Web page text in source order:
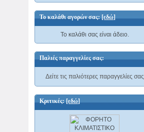
Το καλάθι αγορών σας:[εδώ]
Το καλάθι σας είναι άδειο.
Παλιές παραγγελίες σας:
Δείτε τις παλιότερες παραγγελίες σας
Κριτικές:[εδώ]